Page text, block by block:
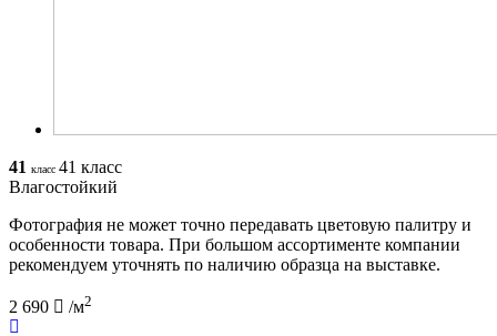
41 класс 41 класс
Влагостойкий
Фотография не может точно передавать цветовую палитру и
особенности товара. При большом ассортименте компании
рекомендуем уточнять по наличию образца на выставке.
2 690 /м2